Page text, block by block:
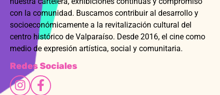
con la comunidad. Buscamos contribuir al desarrollo y
socioeconómicamente a la revitalización cultural del
centro histórico de Valparaíso. Desde 2016, el cine como
medio de expresión artística, social y comunitaria.
Redes Sociales